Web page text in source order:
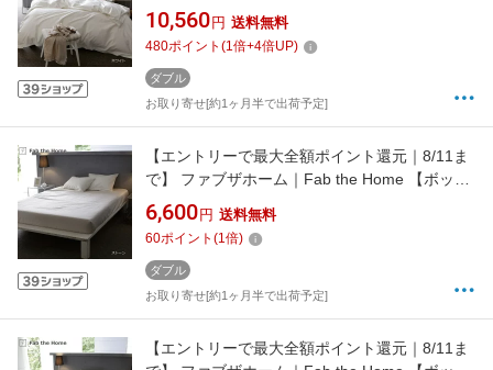
カバー】ファインコットン ホワイト
FH123872-100 [ダブルサイズ]
10,560 円 送料無料
480ポイント (1倍+4倍UP)
ダブル
お取り寄せ[約1ヶ月半で出荷予定]
【エントリーで最大全額ポイント還元｜8/11ま
で】 ファブザホーム｜Fab the Home 【ボック
スシーツ】ファインコットン ストーン
FH133872-130 [ダブルサイズ]
6,600 円 送料無料
60ポイント (1倍)
ダブル
お取り寄せ[約1ヶ月半で出荷予定]
【エントリーで最大全額ポイント還元｜8/11ま